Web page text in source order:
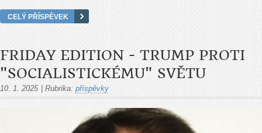
CELÝ PŘÍSPĚVEK
FRIDAY EDITION - TRUMP PROTI
"SOCIALISTICKÉMU" SVĚTU
10. 1. 2025 Rubrika: příspěvky